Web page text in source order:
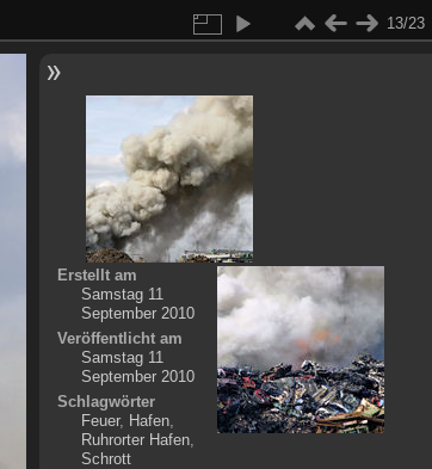
13/23
Erstellt am
Samstag 11
September 2010
Veröffentlicht am
Samstag 11
September 2010
Schlagwörter
Feuer, Hafen,
Ruhrorter Hafen,
Schrott